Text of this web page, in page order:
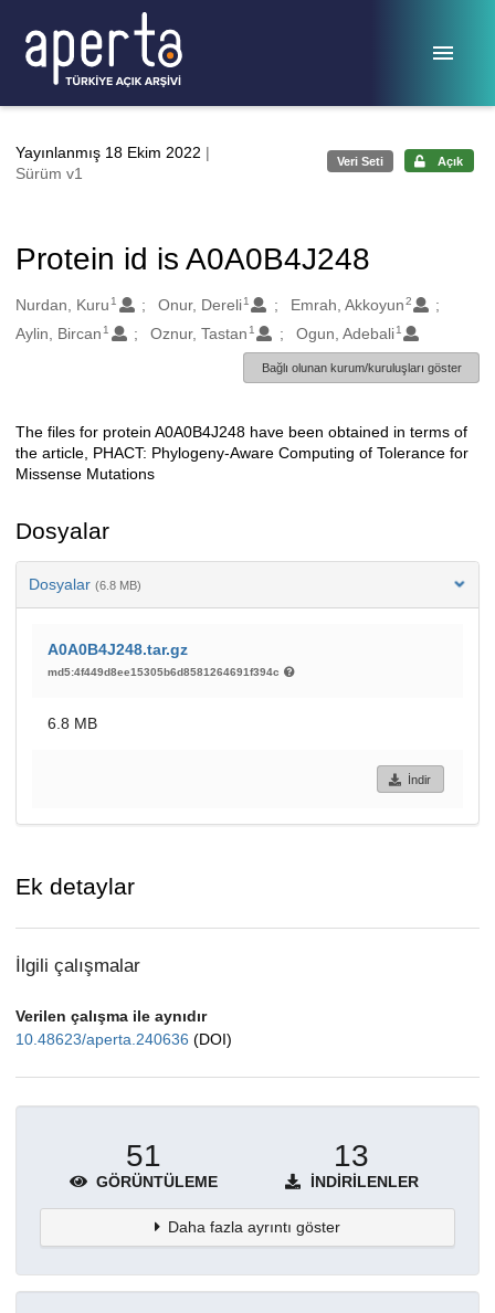
Yayınlanmış 18 Ekim 2022 |
Sürüm v1
Veri Seti Açık
Protein id is A0A0B4J248
Oluşturanlar
Nurdan, Kuru 1 Onur, Dereli 1 Emrah, Akkoyun2
Aylin, Bircan 1 Oznur, Tastan 1 Ogun, Adebali 1
Bağlı olunan kurum/kuruluşları göster
Açıklama
The files for protein A0A0B4J248 have been obtained in terms of
the article, PHACT: Phylogeny-Aware Computing of Tolerance for
Missense Mutations
Dosyalar
Dosyalar (6.8 MB)
A0A0B4J248.tar.gz
md5:4f449d8ee15305b6d8581264691f394c
6.8 MB
İndir
Ek detaylar
İlgili çalışmalar
Verilen çalışma ile aynıdır
10.48623/aperta.240636 (DOI)
51
GÖRÜNTÜLEME
13
İNDIRILENLER
Daha fazla ayrıntı göster